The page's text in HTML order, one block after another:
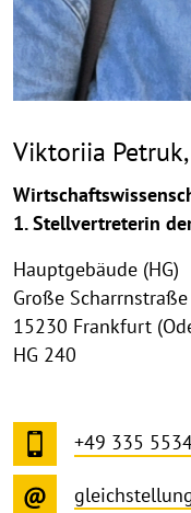
Viktoriia
1. Stellvertreterin
Hauptgebäude (HG)
Große
15230 Frankfurt
HG 240
+49 335